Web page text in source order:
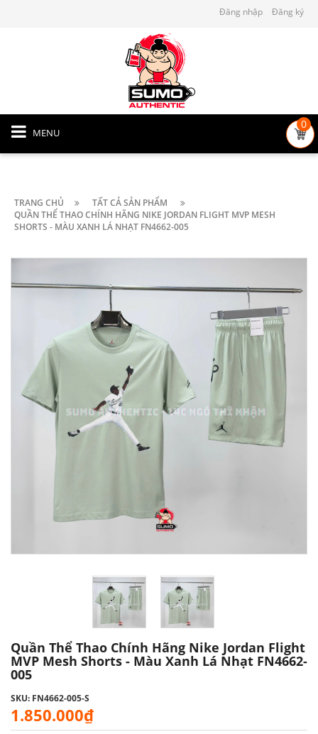
Đăng nhập Đăng ký
MENU
0
TRANG CHỦ
TẤT CẢ SẢN PHẨM
QUẦN THỂ THAO CHÍNH HÃNG NIKE JORDAN FLIGHT MVP MESH
SHORTS - MÀU XANH LÁ NHẠT FN4662-005
Quần Thể Thao Chính Hãng Nike Jordan Flight
MVP Mesh Shorts - Màu Xanh Lá Nhạt FN4662-
005
SKU: FN4662-005-S
1.850.000₫